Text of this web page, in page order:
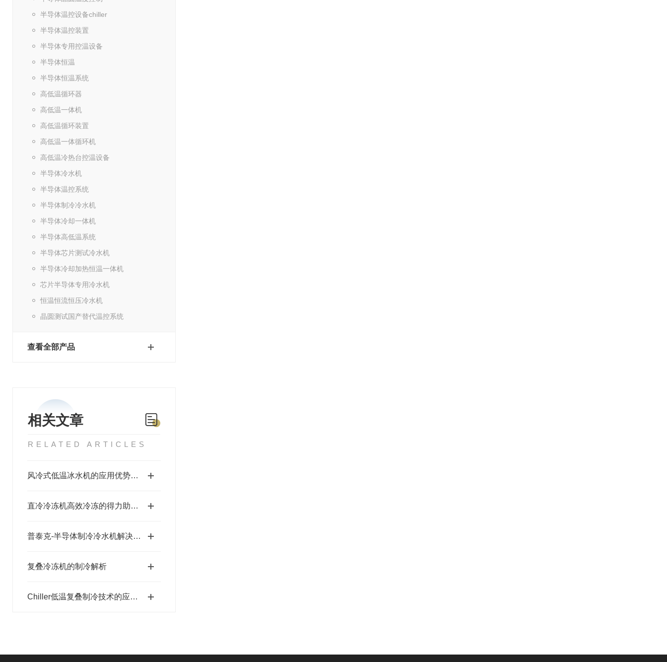
半导体温控设备chiller
半导体温控装置
半导体专用控温设备
半导体恒温
半导体恒温系统
高低温循环器
高低温一体机
高低温循环装置
高低温一体循环机
高低温冷热台控温设备
半导体冷水机
半导体温控系统
半导体制冷冷水机
半导体冷却一体机
半导体高低温系统
半导体芯片测试冷水机
半导体冷却加热恒温一体机
芯片半导体专用冷水机
恒温恒流恒压冷水机
晶圆测试国产替代温控系统
查看全部产品
相关文章
RELATED ARTICLES
风冷式低温冰水机的应用优势详解
直冷冷冻机高效冷冻的得力助手——使用全攻略
普泰克-半导体制冷冷水机解决方案
复叠冷冻机的制冷解析
Chiller低温复叠制冷技术的应用及优势